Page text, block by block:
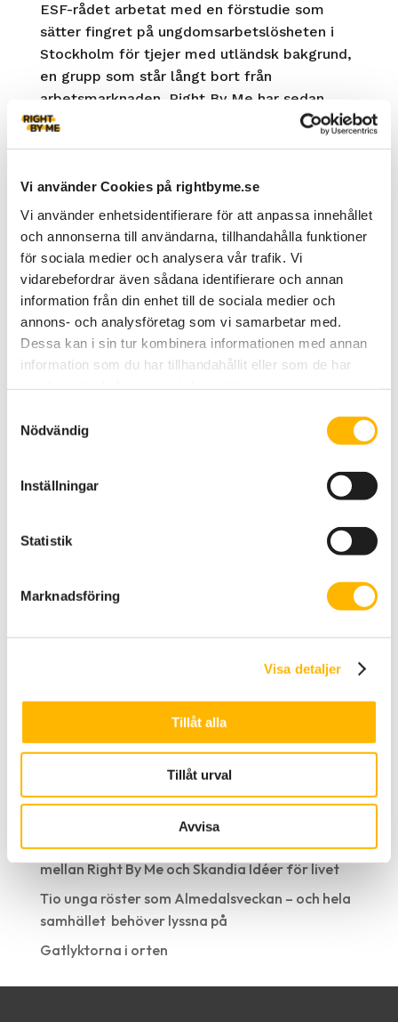
Vi använder Cookies på rightbyme.se
Vi använder enhetsidentifierare för att anpassa innehållet
och annonserna till användarna, tillhandahålla funktioner
för sociala medier och analysera vår trafik. Vi
vidarebefordrar även sådana identifierare och annan
information från din enhet till de sociala medier och
annons- och analysföretag som vi samarbetar med.
Dessa kan i sin tur kombinera informationen med annan
information som du har tillhandahållit eller som de har
Nödvändig
Inställningar
Statistik
Marknadsföring
Visa detaljer
Tillåt alla
Tillåt urval
Avvisa
ESF-rådet arbetat med en förstudie som
sätter fingret på ungdomsarbetslösheten i
Stockholm för tjejer med utländsk bakgrund,
en grupp som står långt bort från
arbetsmarknaden. Right By Me har sedan
2017 arbetat tillsammans med och för
inkludering i samhället. Detta gör vi genom
en av de viktigaste nycklarna till effektiv
integration – att komma ut i jobb.
Genom vårt jobbprojekt, som vi drivit sedan
2017, har vi sett att tjejer ofta står inför
ytterligare komplexa utmaningar kopplat till
sin etablering på arbetsmarknaden. Därför
syftar vår förstudie till att öka kunskapen
offentlig och privat sektor kan samverka för
Här kan du läsa den korta versionen med
Vill du ta del av hela förstudien eller prata
Ta kontakt med oss på
anna@rightbyme.se
Sök
Nyhetsarkiv
Vi på Right By Me söker: “Ekonomiansvarig”
Almedalen 2026 – här träffar du oss!
Handboken för moderatorer – ett samarbete
mellan Right By Me och Skandia Idéer för livet
Tio unga röster som Almedalsveckan – och hela
samhället behöver lyssna på
Gatlyktorna i orten